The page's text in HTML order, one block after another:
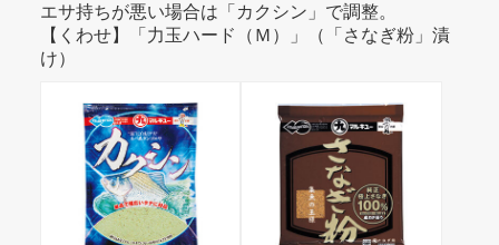
エサ持ちが悪い場合は「カクシン」で調整。
【くわせ】「力玉ハード（Ｍ）」（「さなぎ粉」漬
け）